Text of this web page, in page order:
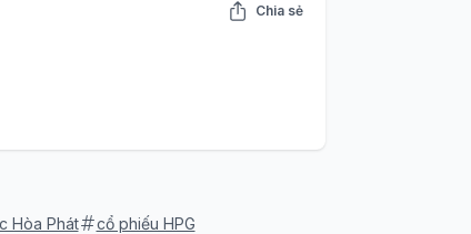
Chia sẻ
Hòa Phát
cổ phiếu HPG